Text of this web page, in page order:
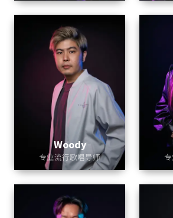
Woody
专业流行歌唱导师